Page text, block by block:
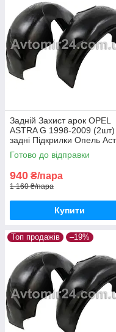
Задній Захист арок OPEL
ASTRA G 1998-2009 (2шт)
задні Підкрилки Опель
Джі пара задніх
Готово до відправки
940 ₴/пара
1 160 ₴/пара
Купити
Топ продажів –19%